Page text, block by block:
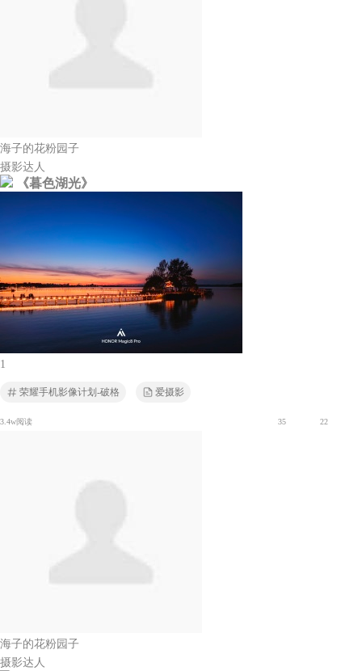
海子的花粉园子
摄影达人
《暮色湖光》
1
荣耀手机影像计划-破格 爱摄影
3.4w阅读 35 22
海子的花粉园子
摄影达人